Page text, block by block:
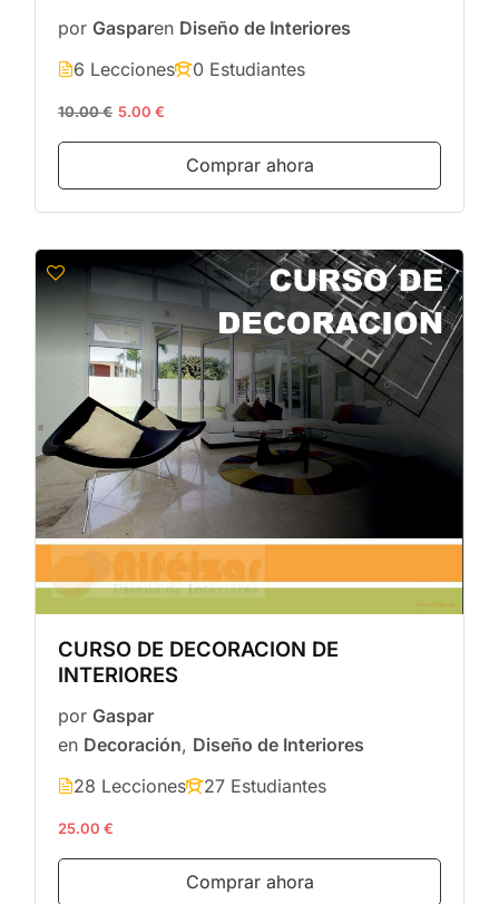
por Gasparen Diseño de Interiores
6 Lecciones
0 Estudiantes
10.00 € 5.00 €
Comprar ahora
CURSO DE DECORACION DE
INTERIORES
por Gaspar
en Decoración, Diseño de Interiores
28 Lecciones
27 Estudiantes
25.00 €
Comprar ahora